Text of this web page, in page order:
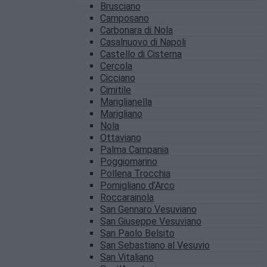
Brusciano
Camposano
Carbonara di Nola
Casalnuovo di Napoli
Castello di Cisterna
Cercola
Cicciano
Cimitile
Mariglianella
Marigliano
Nola
Ottaviano
Palma Campania
Poggiomarino
Pollena Trocchia
Pomigliano d’Arco
Roccarainola
San Gennaro Vesuviano
San Giuseppe Vesuviano
San Paolo Belsito
San Sebastiano al Vesuvio
San Vitaliano